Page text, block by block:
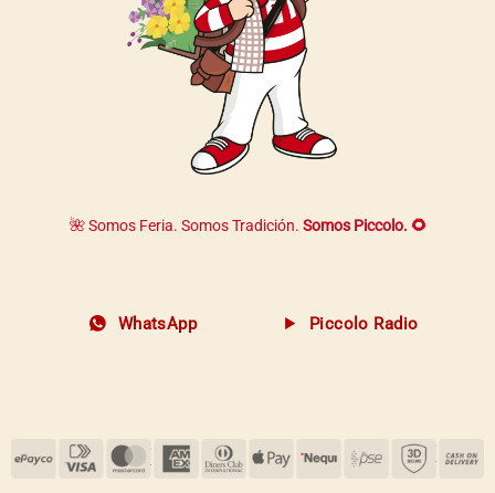
🌺 Somos Feria. Somos Tradición. Somos Piccolo. 🌻
WhatsApp Piccolo Radio